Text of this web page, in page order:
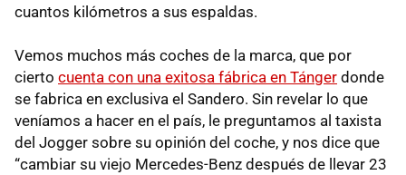
cuantos kilómetros a sus espaldas.
Vemos muchos más coches de la marca, que por
cierto cuenta con una exitosa fábrica en Tánger donde
se fabrica en exclusiva el Sandero. Sin revelar lo que
veníamos a hacer en el país, le preguntamos al taxista
del Jogger sobre su opinión del coche, y nos dice que
“cambiar su viejo Mercedes-Benz después de llevar 23